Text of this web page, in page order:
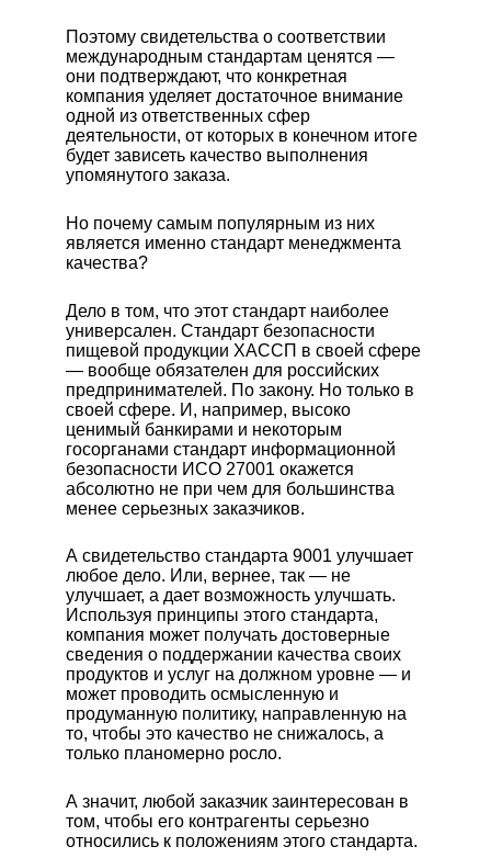
Поэтому свидетельства о соответствии
международным стандартам ценятся —
они подтверждают, что конкретная
компания уделяет достаточное внимание
одной из ответственных сфер
деятельности, от которых в конечном итоге
будет зависеть качество выполнения
упомянутого заказа.
Но почему самым популярным из них
является именно стандарт менеджмента
качества?
Дело в том, что этот стандарт наиболее
универсален. Стандарт безопасности
пищевой продукции ХАССП в своей сфере
— вообще обязателен для российских
предпринимателей. По закону. Но только в
своей сфере. И, например, высоко
ценимый банкирами и некоторым
госорганами стандарт информационной
безопасности ИСО 27001 окажется
абсолютно не при чем для большинства
менее серьезных заказчиков.
А свидетельство стандарта 9001 улучшает
любое дело. Или, вернее, так — не
улучшает, а дает возможность улучшать.
Используя принципы этого стандарта,
компания может получать достоверные
сведения о поддержании качества своих
продуктов и услуг на должном уровне — и
может проводить осмысленную и
продуманную политику, направленную на
то, чтобы это качество не снижалось, а
только планомерно росло.
А значит, любой заказчик заинтересован в
том, чтобы его контрагенты серьезно
относились к положениям этого стандарта.